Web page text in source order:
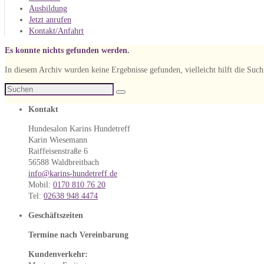
Ausbildung
Jetzt anrufen
Kontakt/Anfahrt
Es konnte nichts gefunden werden.
In diesem Archiv wurden keine Ergebnisse gefunden, vielleicht hilft die
Suche
Suchen
Kontakt
Hundesalon Karins Hundetreff
Karin Wiesemann
Raiffeisenstraße 6
56588 Waldbreitbach
info@karins-hundetreff.de
Mobil: 0170 810 76 20
Tel: 02638 948 4474
Geschäftszeiten
Termine nach Vereinbarung
Kundenverkehr: